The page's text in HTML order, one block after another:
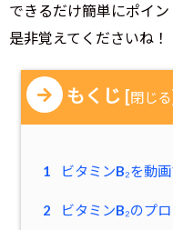
できるだけ簡単にポイン
是非覚えてくださいね！
もくじ [閉じる
1 ビタミンB₂を動
2 ビタミンB₂のプ